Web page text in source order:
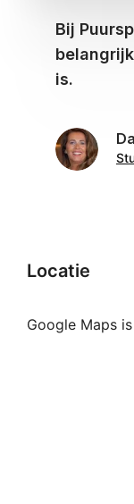
Bij
is.
Locatie
Google Maps